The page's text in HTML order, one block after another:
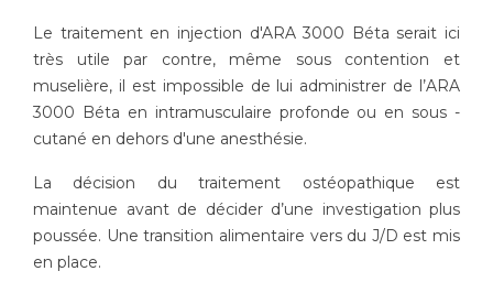
Le traitement en injection d'ARA 3000 Béta serait ici
très utile par contre, même sous contention et
muselière, il est impossible de lui administrer de l’ARA
3000 Béta en intramusculaire profonde ou en sous -
cutané en dehors d'une anesthésie.
La décision du traitement ostéopathique est
maintenue avant de décider d’une investigation plus
poussée. Une transition alimentaire vers du J/D est mis
en place.